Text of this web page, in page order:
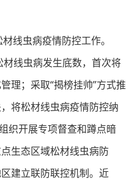
线虫病疫情防控工作。
线虫病发生底数，首次将
理；采取“揭榜挂帅”方式推
将松材线虫病疫情防控纳
织开展专项督查和蹲点暗
生态区域松材线虫病防
建立联防联控机制。近